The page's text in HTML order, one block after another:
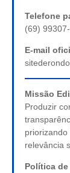
Telefone
(69)
E-mail
Missão
Produzir
relevância
Política